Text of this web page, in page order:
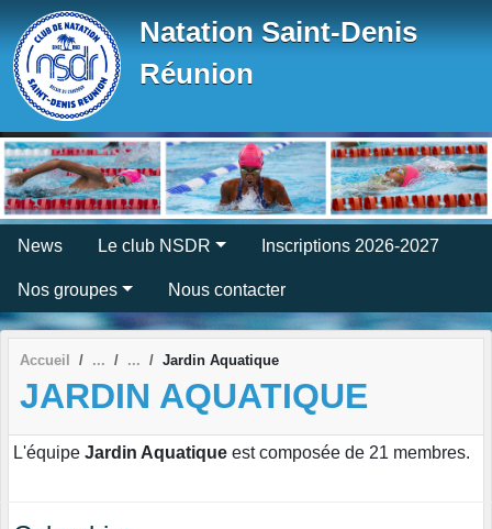
Natation Saint-Denis
Réunion
News Le club NSDR Inscriptions 2026-2027
Nos groupes Nous contacter
Accueil Jardin Aquatique
JARDIN AQUATIQUE
L'équipe Jardin Aquatique est composée de 21 membres.
Panneau de gestion des cookies